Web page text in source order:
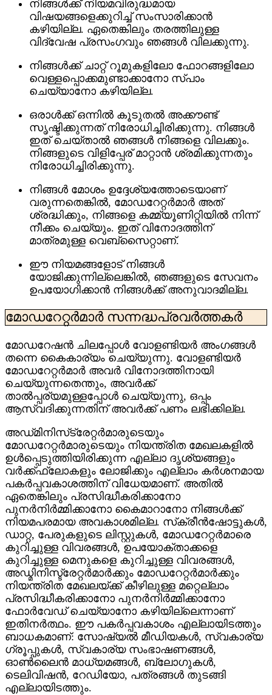
നിങ്ങൾക്ക് നിയമവിരുദ്ധമായ
വിഷയങ്ങളെക്കുറിച്ച് സംസാരിക്കാൻ
കഴിയില്ല. ഏതെങ്കിലും തരത്തിലുള്ള
വിദ്വേഷ പ്രസംഗവും ഞങ്ങൾ വിലക്കുന്നു.
നിങ്ങൾക്ക് ചാറ്റ് റൂമുകളിലോ ഫോറങ്ങളിലോ
വെള്ളപ്പൊക്കമുണ്ടാക്കാനോ സ്പാം
ചെയ്യാനോ കഴിയില്ല.
ഒരാൾക്ക് ഒന്നിൽ കൂടുതൽ അക്കൗണ്ട്
സൃഷ്ടിക്കുന്നത് നിരോധിച്ചിരിക്കുന്നു. നിങ്ങൾ
ഇത് ചെയ്താൽ ഞങ്ങൾ നിങ്ങളെ വിലക്കും.
നിങ്ങളുടെ വിളിപ്പേര് മാറ്റാൻ ശ്രമിക്കുന്നതും
നിരോധിച്ചിരിക്കുന്നു.
നിങ്ങൾ മോശം ഉദ്ദേശ്യത്തോടെയാണ്
വരുന്നതെങ്കിൽ, മോഡറേറ്റർമാർ അത്
ശ്രദ്ധിക്കും, നിങ്ങളെ കമ്മ്യൂണിറ്റിയിൽ നിന്ന്
നീക്കം ചെയ്യും. ഇത് വിനോദത്തിന്
മാത്രമുള്ള വെബ്‌സൈറ്റാണ്.
ഈ നിയമങ്ങളോട് നിങ്ങൾ
യോജിക്കുന്നില്ലെങ്കിൽ, ഞങ്ങളുടെ സേവനം
ഉപയോഗിക്കാൻ നിങ്ങൾക്ക് അനുവാദമില്ല.
മോഡറേറ്റർമാർ സന്നദ്ധപ്രവർത്തകർ
മോഡറേഷൻ ചിലപ്പോൾ വോളണ്ടിയർ അംഗങ്ങൾ
തന്നെ കൈകാര്യം ചെയ്യുന്നു. വോളണ്ടിയർ
മോഡറേറ്റർമാർ അവർ വിനോദത്തിനായി
ചെയ്യുന്നതെന്തും, അവർക്ക്
താൽപ്പര്യമുള്ളപ്പോൾ ചെയ്യുന്നു, ഒപ്പം
ആസ്വദിക്കുന്നതിന് അവർക്ക് പണം ലഭിക്കില്ല.
അഡ്‌മിനിസ്‌ട്രേറ്റർമാരുടെയും
മോഡറേറ്റർമാരുടെയും നിയന്ത്രിത മേഖലകളിൽ
ഉൾപ്പെടുത്തിയിരിക്കുന്ന എല്ലാ ദൃശ്യങ്ങളും
വർക്ക്ഫ്ലോകളും ലോജിക്കും എല്ലാം കർശനമായ
പകർപ്പവകാശത്തിന് വിധേയമാണ്. അതിൽ
ഏതെങ്കിലും പ്രസിദ്ധീകരിക്കാനോ
പുനർനിർമ്മിക്കാനോ കൈമാറാനോ നിങ്ങൾക്ക്
നിയമപരമായ അവകാശമില്ല. സ്‌ക്രീൻഷോട്ടുകൾ,
ഡാറ്റ, പേരുകളുടെ ലിസ്റ്റുകൾ, മോഡറേറ്റർമാരെ
കുറിച്ചുള്ള വിവരങ്ങൾ, ഉപയോക്താക്കളെ
കുറിച്ചുള്ള മെനുകളെ കുറിച്ചുള്ള വിവരങ്ങൾ,
അഡ്മിനിസ്ട്രേറ്റർമാർക്കും മോഡറേറ്റർമാർക്കും
നിയന്ത്രിത മേഖലയ്ക്ക് കീഴിലുള്ള മറ്റെല്ലാം
പ്രസിദ്ധീകരിക്കാനോ പുനർനിർമ്മിക്കാനോ
ഫോർവേഡ് ചെയ്യാനോ കഴിയില്ലെന്നാണ്
ഇതിനർത്ഥം. ഈ പകർപ്പവകാശം എല്ലായിടത്തും
ബാധകമാണ്: സോഷ്യൽ മീഡിയകൾ, സ്വകാര്യ
ഗ്രൂപ്പുകൾ, സ്വകാര്യ സംഭാഷണങ്ങൾ,
ഓൺലൈൻ മാധ്യമങ്ങൾ, ബ്ലോഗുകൾ,
ടെലിവിഷൻ, റേഡിയോ, പത്രങ്ങൾ തുടങ്ങി
എല്ലായിടത്തും.